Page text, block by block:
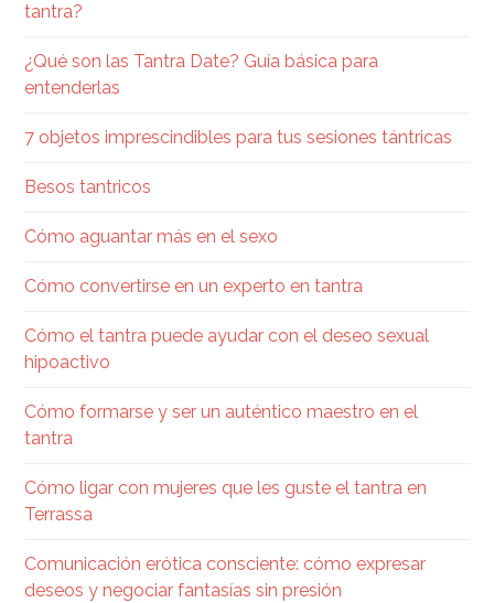
tantra?
¿Qué son las Tantra Date? Guía básica para
entenderlas
7 objetos imprescindibles para tus sesiones tántricas
Besos tantricos
Cómo aguantar más en el sexo
Cómo convertirse en un experto en tantra
Cómo el tantra puede ayudar con el deseo sexual
hipoactivo
Cómo formarse y ser un auténtico maestro en el
tantra
Cómo ligar con mujeres que les guste el tantra en
Terrassa
Comunicación erótica consciente: cómo expresar
deseos y negociar fantasías sin presión